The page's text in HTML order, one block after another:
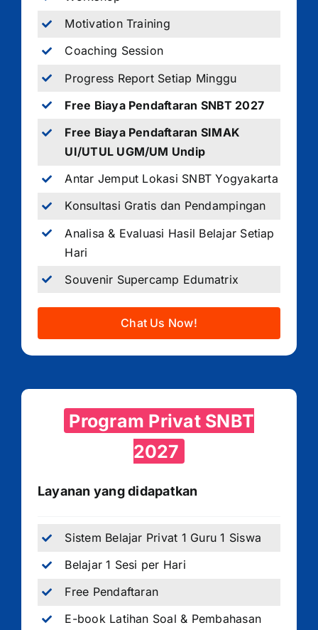
Motivation Training
Coaching Session
Progress Report Setiap Minggu
Free Biaya Pendaftaran SNBT 2027
Free Biaya Pendaftaran SIMAK
UI/UTUL UGM/UM Undip
Antar Jemput Lokasi SNBT Yogyakarta
Konsultasi Gratis dan Pendampingan
Analisa & Evaluasi Hasil Belajar Setiap
Hari
Souvenir Supercamp Edumatrix
Chat Us Now!
Program Privat SNBT
2027
Layanan yang didapatkan
Sistem Belajar Privat 1 Guru 1 Siswa
Belajar 1 Sesi per Hari
Free Pendaftaran
E-book Latihan Soal & Pembahasan